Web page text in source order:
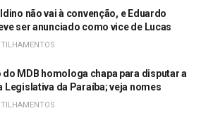
não vai à convenção, e Eduardo
ser anunciado como vice de Lucas
do MDB homologa chapa para disputar a
Legislativa da Paraíba; veja nomes